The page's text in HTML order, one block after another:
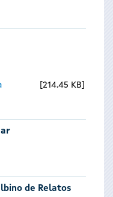
214.45 KB
de Relatos